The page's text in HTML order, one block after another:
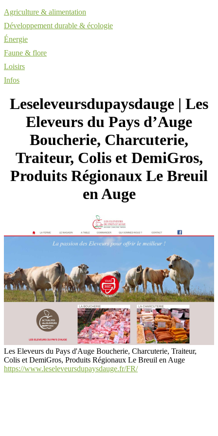
Agriculture & alimentation
Développement durable & écologie
Énergie
Faune & flore
Loisirs
Infos
Leseleveursdupaysdau­ge | Les
Eleveurs du Pays d’Auge
Boucherie, Charcuterie,
Traiteur, Colis et DemiGros,
Produits Régionaux Le Breuil
en Auge
Les Eleveurs du Pays d'Auge Boucherie, Charcuterie, Traiteur,
Colis et DemiGros, Produits Régionaux Le Breuil en Auge
https://www.leseleveursdupaysdauge.fr/FR/